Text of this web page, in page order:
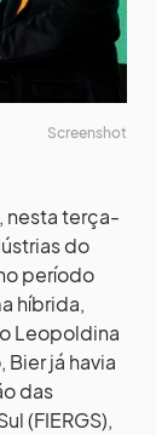
Screenshot
nesta terça-
do
período
híbrida,
Leopoldina
Bier já havia
das
(FIERGS),